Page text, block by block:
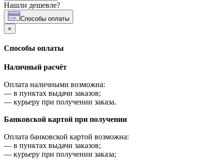
Нашли дешевле?
Cпособы оплаты
×
Cпособы оплаты
Наличный расчёт
Оплата наличными возможна:
— в пунктах выдачи заказов;
— курьеру при получении заказа.
Банковской картой при получении
Оплата банковской картой возможна:
— в пунктах выдачи заказов;
— курьеру при получении заказа;